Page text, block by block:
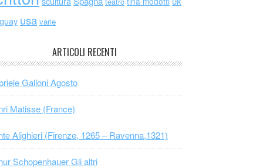
usa varie
ARTICOLI RECENTI
Galloni Agosto
Matisse (France)
Alighieri (Firenze, 1265 – Ravenna,1321)
Schopenhauer Gli altri